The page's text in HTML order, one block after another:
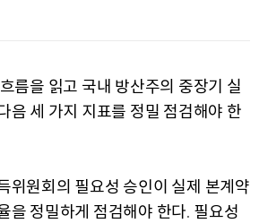
름을 읽고 국내 방산주의 중장기 실
음 세 가지 지표를 정밀 점검해야 한
위원회의 필요성 승인이 실제 본계약
을 정밀하게 점검해야 한다. 필요성